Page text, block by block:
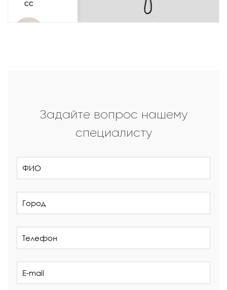
Задайте вопрос нашему
специалисту